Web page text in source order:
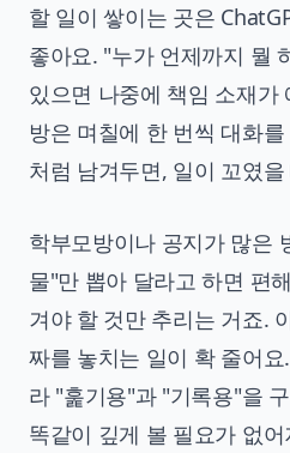
할 일이 쌓이는 곳은
좋아요. "누가 언제까지 뭘
있으면 나중에 책임 소재가
방은 며칠에 한 번씩 대화
처럼 남겨두면, 일이 꼬였
학부모방이나 공지가 많은
물"만 뽑아 달라고 하면 편
겨야 할 것만 추리는 거죠.
짜를 놓치는 일이 확 줄어
라 "훑기용"과 "기록용"을
똑같이 깊게 볼 필요가 없어